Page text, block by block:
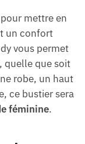
mettre en
un confort
vous permet
quelle que soit
robe, un haut
ce bustier sera
féminine.